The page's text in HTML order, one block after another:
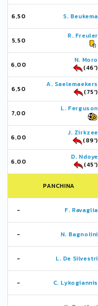
6,50 S. Beukema
5,50
R. Freuler
6,00
N. Moro
(46')
6,50
A. Saelemaekers
(75')
7,00
L. Ferguson
6,00
J. Zirkzee
(89')
6,00
D. Ndoye
(45')
PANCHINA
- F. Ravaglia
- N. Bagnolini
- L. De Silvestri
- C. Lykogiannis